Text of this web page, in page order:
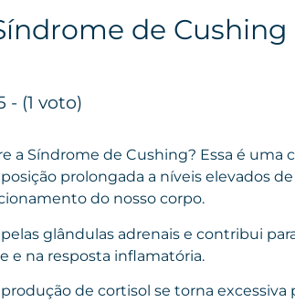
de
- (1 voto)
a Síndrome de Cushing? Essa é uma
prolongada a níveis elevados
do nosso corpo.
glândulas adrenais e contribui
e na resposta inflamatória.
de cortisol se torna